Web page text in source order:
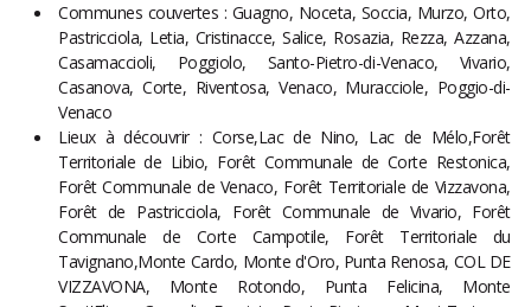
Communes couvertes : Guagno, Noceta, Soccia, Murzo, Orto,
Pastricciola, Letia, Cristinacce, Salice, Rosazia, Rezza, Azzana,
Casamaccioli, Poggiolo, Santo-Pietro-di-Venaco, Vivario,
Casanova, Corte, Riventosa, Venaco, Muracciole, Poggio-di-
Venaco
Lieux à découvrir : Corse,Lac de Nino, Lac de Mélo,Forêt
Territoriale de Libio, Forêt Communale de Corte Restonica,
Forêt Communale de Venaco, Forêt Territoriale de Vizzavona,
Forêt de Pastricciola, Forêt Communale de Vivario, Forêt
Communale de Corte Campotile, Forêt Territoriale du
Tavignano,Monte Cardo, Monte d'Oro, Punta Renosa, COL DE
VIZZAVONA, Monte Rotondo, Punta Felicina, Monte